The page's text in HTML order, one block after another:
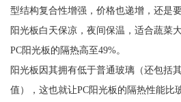
型结构复合性增强，价格也递增，还是
阳光板白天保凉，夜间保温，适合蔬菜
PC阳光板的隔热高至49%。
阳光板因其拥有低于普通玻璃（还包括
值），这也就让PC阳光板的隔热性能比